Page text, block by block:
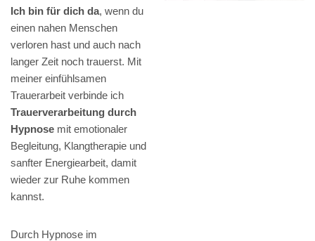
Ich bin für dich da, wenn du
einen nahen Menschen
verloren hast und auch nach
langer Zeit noch trauerst. Mit
meiner einfühlsamen
Trauerarbeit verbinde ich
Trauerverarbeitung durch
Hypnose mit emotionaler
Begleitung, Klangtherapie und
sanfter Energiearbeit, damit
wieder zur Ruhe kommen
kannst.
Durch Hypnose im